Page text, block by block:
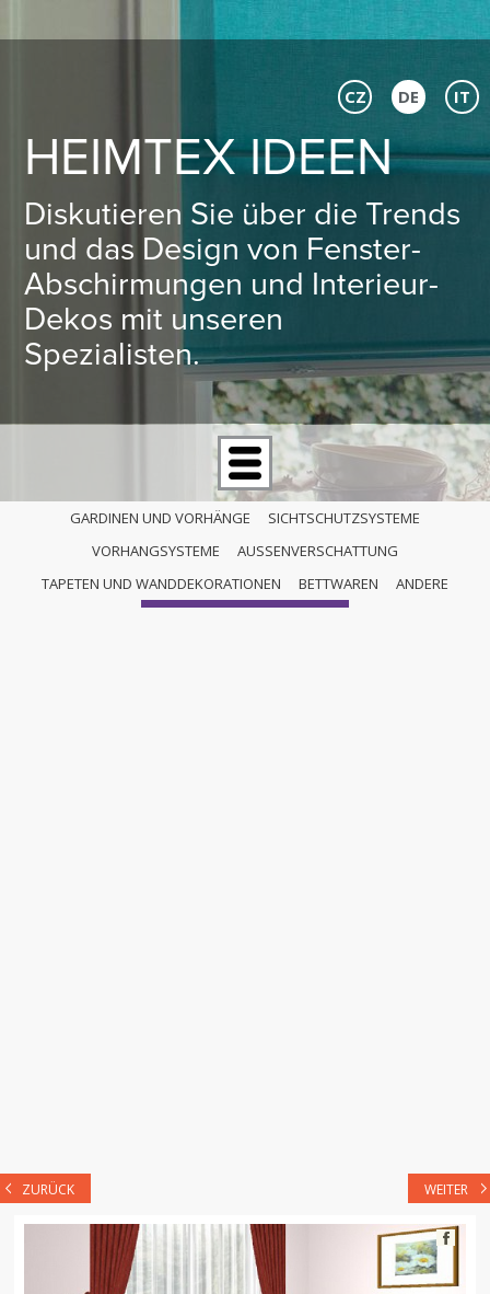
HEIMTEX IDEEN
Diskutieren Sie über die Trends
und das Design von Fenster-
Abschirmungen und Interieur-
Dekos mit unseren
Spezialisten.
CZ DE IT
GARDINEN UND VORHÄNGE
SICHTSCHUTZSYSTEME
VORHANGSYSTEME
AUSSENVERSCHATTUNG
TAPETEN UND WANDDEKORATIONEN
BETTWAREN ANDERE
ANDERE
ZURÜCK WEITER